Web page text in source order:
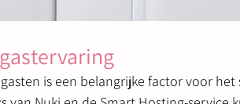
is een belangrijke factor voor